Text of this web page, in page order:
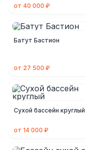
от 40 000 ₽
Батут Бастион
от 27 500 ₽
Сухой бассейн круглый
от 14 000 ₽